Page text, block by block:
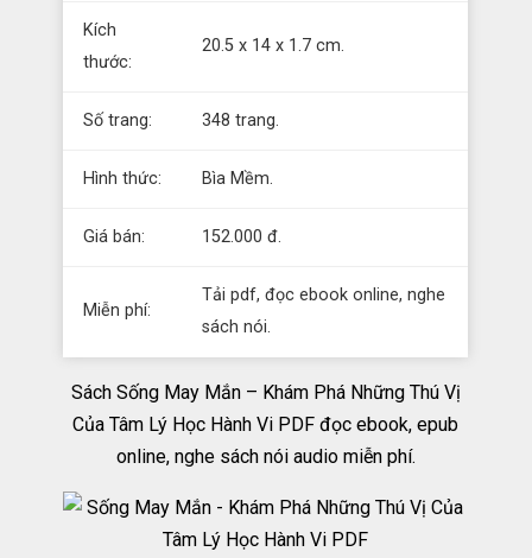
Kích
thước:
20.5 x 14 x 1.7 cm.
Số trang: 348 trang.
Hình thức: Bìa Mềm.
Giá bán: 152.000 đ.
Miễn phí:
Tải pdf, đọc ebook online, nghe
sách nói.
Sách Sống May Mắn – Khám Phá Những Thú Vị
Của Tâm Lý Học Hành Vi PDF đọc ebook, epub
online, nghe sách nói audio miễn phí.